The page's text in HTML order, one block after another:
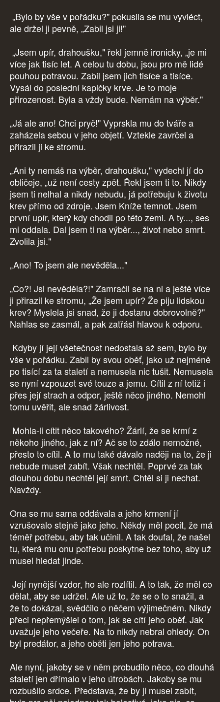
„Bylo by vše v pořádku?" pokusila se mu vyvléct,
ale držel ji pevně, „Zabil jsi ji!"
„Jsem upír, drahoušku," řekl jemně ironicky, „je mi
více jak tisíc let. A celou tu dobu, jsou pro mě lidé
pouhou potravou. Zabil jsem jich tisíce a tisíce.
Vysál do poslední kapičky krve. Je to moje
přirozenost. Byla a vždy bude. Nemám na výběr."
„Já ale ano! Chci pryč!" Vyprskla mu do tváře a
zaházela sebou v jeho objetí. Vztekle zavrčel a
přirazil ji ke stromu.
„Ani ty nemáš na výběr, drahoušku," vydechl jí do
obličeje, „už není cesty zpět. Řekl jsem ti to. Nikdy
jsem ti nelhal a nikdy nebudu, já potřebuju k životu
krev přímo od zdroje. Jsem Kníže temnot. Jsem
první upír, který kdy chodil po této zemi. A ty..., ses
mi oddala. Dal jsem ti na výběr..., život nebo smrt.
Zvolila jsi."
„Ano! To jsem ale nevěděla..."
„Co?! Jsi nevěděla?!" Zamračil se na ni a ještě více
ji přirazil ke stromu, „Že jsem upír? Že piju lidskou
krev? Myslela jsi snad, že ji dostanu dobrovolně?"
Nahlas se zasmál, a pak zatřásl hlavou k odporu.
Kdyby jí její všetečnost nedostala až sem, bylo by
vše v pořádku. Zabil by svou oběť, jako už nejméně
po tisící za ta staletí a nemusela nic tušit. Nemusela
se nyní vzpouzet své touze a jemu. Cítil z ní totiž i
přes její strach a odpor, ještě něco jiného. Nemohl
tomu uvěřit, ale snad žárlivost.
Mohla-li cítit něco takového? Žárlí, že se krmí z
někoho jiného, jak z ní? Ač se to zdálo nemožné,
přesto to cítil. A to mu také dávalo naději na to, že ji
nebude muset zabít. Však nechtěl. Poprvé za tak
dlouhou dobu nechtěl její smrt. Chtěl si ji nechat.
Navždy.
Ona se mu sama oddávala a jeho krmení jí
vzrušovalo stejně jako jeho. Někdy měl pocit, že má
téměř potřebu, aby tak učinil. A tak doufal, že našel
tu, která mu onu potřebu poskytne bez toho, aby už
musel hledat jinde.
Její nynější vzdor, ho ale rozlítil. A to tak, že měl co
dělat, aby se udržel. Ale už to, že se o to snažil, a
že to dokázal, svědčilo o něčem výjimečném. Nikdy
přeci nepřemýšlel o tom, jak se cítí jeho oběť. Jak
uvažuje jeho večeře. Na to nikdy nebral ohledy. On
byl predátor, a jeho oběti jen jeho potrava.
Ale nyní, jakoby se v něm probudilo něco, co dlouhá
staletí jen dřímalo v jeho útrobách. Jakoby se mu
rozbušilo srdce. Představa, že by ji musel zabít,